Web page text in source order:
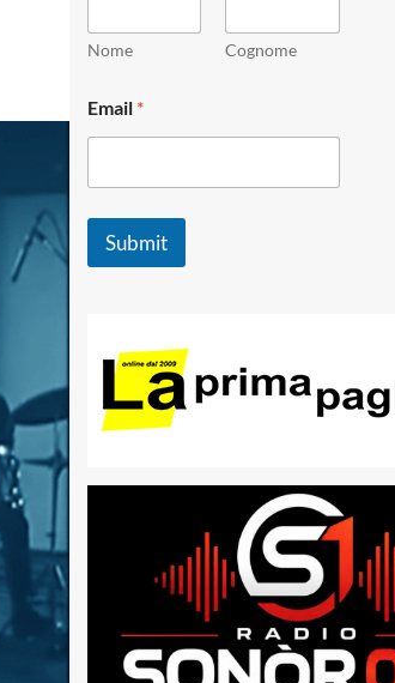
Nome Cognome
*
N
m
Email *
Submit